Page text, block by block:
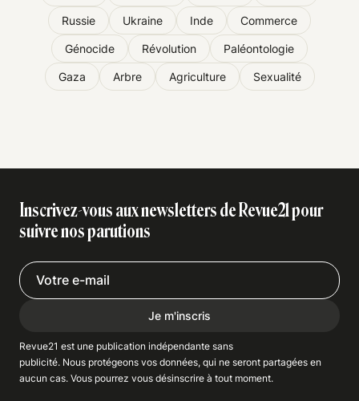
Russie Ukraine Inde Commerce
Génocide Révolution Paléontologie
Gaza Arbre Agriculture Sexualité
Inscrivez-vous aux newsletters de Revue21 pour
suivre nos parutions
Je m'inscris
Revue21 est une publication indépendante sans
publicité. Nous protégeons vos données, qui ne seront partagées en
aucun cas. Vous pourrez vous désinscrire à tout moment.